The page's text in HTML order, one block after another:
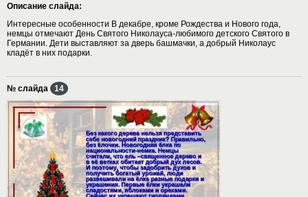
Описание слайда:
Интересные особенности В декабре, кроме Рождества и Нового года,
немцы отмечают День Святого Николауса-любимого детского Святого в
Германии. Дети выставляют за дверь башмачки, а добрый Николаус
кладёт в них подарки.
№ слайда 14